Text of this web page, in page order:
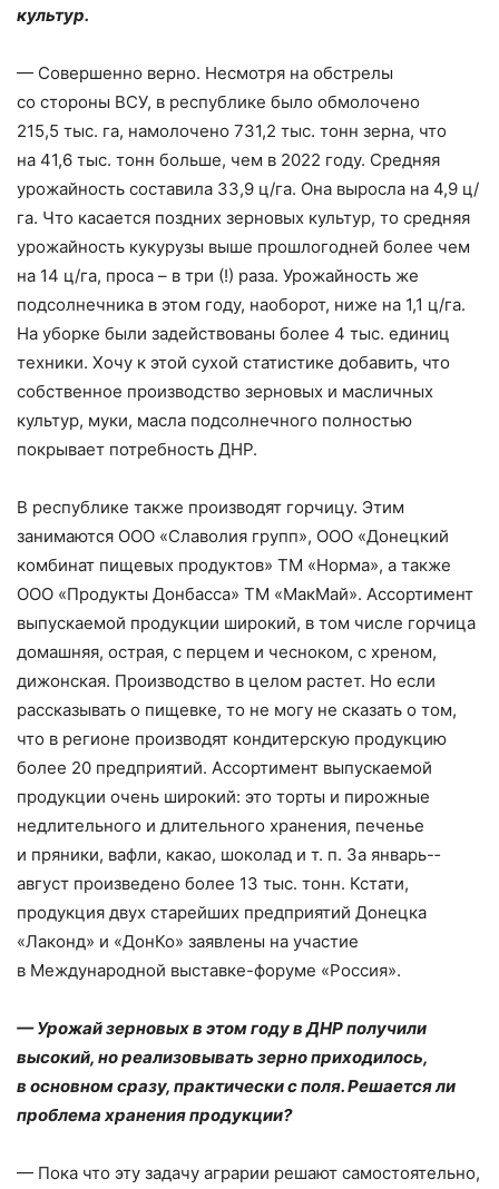
культур.
— Совершенно верно. Несмотря на обстрелы
со стороны ВСУ, в республике было обмолочено
215,5 тыс. га, намолочено 731,2 тыс. тонн зерна, что
на 41,6 тыс. тонн больше, чем в 2022 году. Средняя
урожайность составила 33,9 ц/га. Она выросла на 4,9 ц/
га. Что касается поздних зерновых культур, то средняя
урожайность кукурузы выше прошлогодней более чем
на 14 ц/га, проса – ​в три (!) раза. Урожайность же
подсолнечника в этом году, наоборот, ниже на 1,1 ц/га.
На уборке были задействованы более 4 тыс. единиц
техники. Хочу к этой сухой статистике добавить, что
собственное производство зерновых и масличных
культур, муки, масла подсолнечного полностью
покрывает потребность ДНР.
В республике также производят горчицу. Этим
занимаются ООО «Славолия групп», ООО «Донецкий
комбинат пищевых продуктов» ТМ «Норма», а также
ООО «Продукты Донбасса» ТМ «МакМай». Ассортимент
выпускаемой продукции широкий, в том числе горчица
домашняя, острая, с перцем и чесноком, с хреном,
дижонская. Производство в целом растет. Но если
рассказывать о пищевке, то не могу не сказать о том,
что в регионе производят кондитерскую продукцию
более 20 предприятий. Ассортимент выпускаемой
продукции очень широкий: это торты и пирожные
недлительного и длительного хранения, печенье
и пряники, вафли, какао, шоколад и т. п. За январь-­
август произведено более 13 тыс. тонн. Кстати,
продукция двух старейших предприятий Донецка
«Лаконд» и «ДонКо» заявлены на участие
в Международной выставке-­форуме «Россия».
— Урожай зерновых в этом году в ДНР получили
высокий, но реализовывать зерно приходилось,
в основном сразу, практически с поля. Решается ли
проблема хранения продукции?
— Пока что эту задачу аграрии решают самостоятельно,